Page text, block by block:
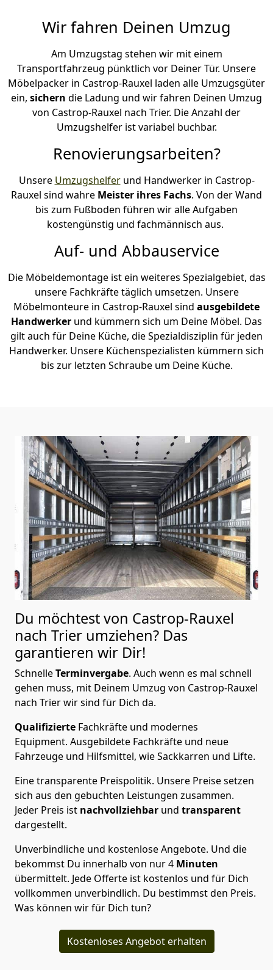
Wir fahren Deinen Umzug
Am Umzugstag stehen wir mit einem
Transportfahrzeug pünktlich vor Deiner Tür. Unsere
Möbelpacker in Castrop-Rauxel laden alle Umzugsgüter
ein, sichern die Ladung und wir fahren Deinen Umzug
von Castrop-Rauxel nach Trier. Die Anzahl der
Umzugshelfer ist variabel buchbar.
Renovierungsarbeiten?
Unsere Umzugshelferund Handwerker in Castrop-
Rauxel sind wahre Meister ihres Fachs. Von der Wand
bis zum Fußboden führen wir alle Aufgaben
kostengünstig und fachmännisch aus.
Auf- und Abbauservice
Die Möbeldemontage ist ein weiteres Spezialgebiet, das
unsere Fachkräfte täglich umsetzen. Unsere
Möbelmonteure in Castrop-Rauxel sind ausgebildete
Handwerker und kümmern sich um Deine Möbel. Das
gilt auch für Deine Küche, die Spezialdisziplin für jeden
Handwerker. Unsere Küchenspezialisten kümmern sich
bis zur letzten Schraube um Deine Küche.
Du möchtest von Castrop-Rauxel
nach Trier umziehen? Das
garantieren wir Dir!
SchnelleTerminvergabe. Auch wenn es mal schnell
gehen muss, mit Deinem Umzug von Castrop-Rauxel
nach Trier wir sind für Dich da.
Qualifizierte Fachkräfte und modernes
Equipment. Ausgebildete Fachkräfte und neue
Fahrzeuge und Hilfsmittel, wie Sackkarren und Lifte.
Eine transparente Preispolitik. Unsere Preise setzen
sich aus den gebuchten Leistungen zusammen.
Jeder Preis ist nachvollziehbar und transparent
dargestellt.
Unverbindliche und kostenlose Angebote. Und die
bekommst Du innerhalb von nur4 Minuten
übermittelt. Jede Offerte ist kostenlos und für Dich
vollkommen unverbindlich. Du bestimmst den Preis.
Was können wir für Dich tun?
Kostenloses Angebot erhalten